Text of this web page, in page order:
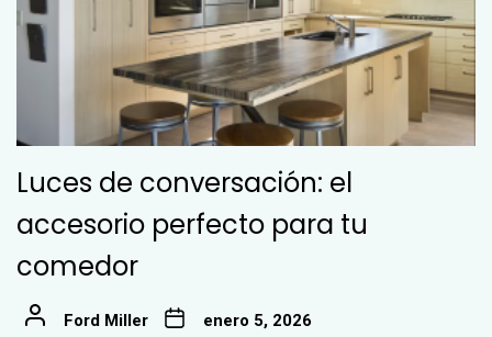
Luces de conversación: el
accesorio perfecto para tu
comedor
Ford Miller enero 5, 2026